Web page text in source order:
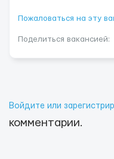
Пожаловаться на эту
Поделиться вакансией:
Войдите или
комментарии.